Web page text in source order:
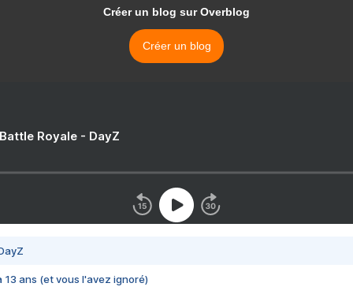
Créer un blog sur Overblog
Créer un blog
Royale - DayZ
13 ans (et vous l'avez ignoré)